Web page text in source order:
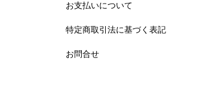
お支払いについて
特定商取引法に基づく表記
お問合せ